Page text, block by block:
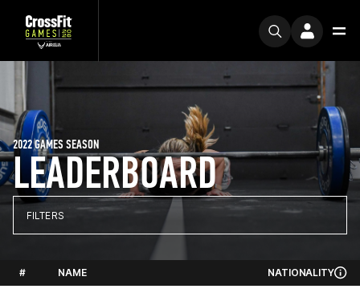
LEADERBOARD
2022 GAMES SEASON
FILTERS
# NAME NATIONALITY